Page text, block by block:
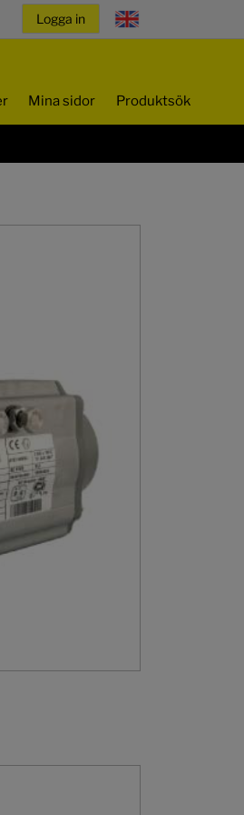
Mina sidor Produktsök